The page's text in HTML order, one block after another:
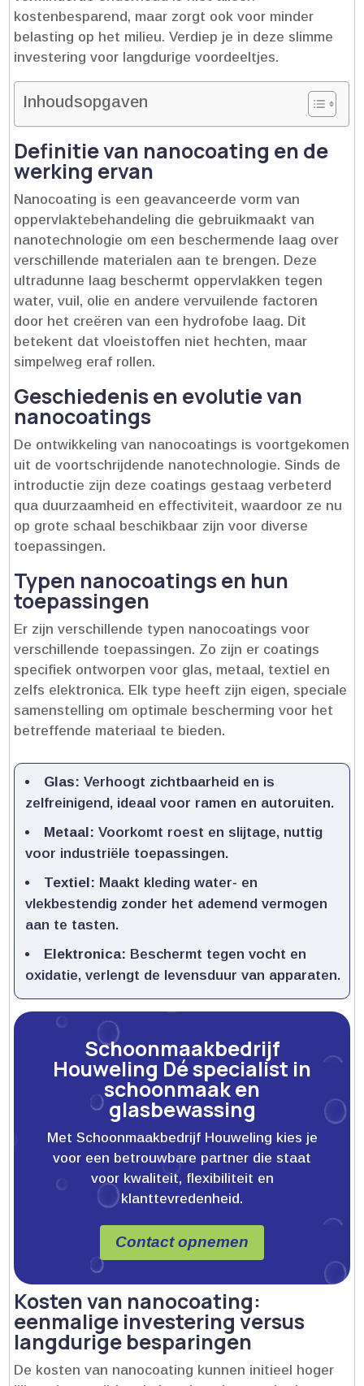
kostenbesparend, maar zorgt ook voor minder
belasting op het milieu.​ Verdiep je in deze slimme
investering voor langdurige voordeeltjes.​
Inhoudsopgaven
Definitie van nanocoating en de
werking ervan
Nanocoating is een geavanceerde vorm van
oppervlaktebehandeling die gebruikmaakt van
nanotechnologie om een beschermende laag over
verschillende materialen aan te brengen.​ Deze
ultradunne laag beschermt oppervlakken tegen
water, vuil, olie en andere vervuilende factoren
door het creëren van een hydrofobe laag.​ Dit
betekent dat vloeistoffen niet hechten, maar
simpelweg eraf rollen.​
Geschiedenis en evolutie van
nanocoatings
De ontwikkeling van nanocoatings is voortgekomen
uit de voortschrijdende nanotechnologie.​ Sinds de
introductie zijn deze coatings gestaag verbeterd
qua duurzaamheid en effectiviteit, waardoor ze nu
op grote schaal beschikbaar zijn voor diverse
toepassingen.​
Typen nanocoatings en hun
toepassingen
Er zijn verschillende typen nanocoatings voor
verschillende toepassingen.​ Zo zijn er coatings
specifiek ontworpen voor glas, metaal, textiel en
zelfs elektronica.​ Elk type heeft zijn eigen, speciale
samenstelling om optimale bescherming voor het
betreffende materiaal te bieden.​
Glas: Verhoogt zichtbaarheid en is
zelfreinigend, ideaal voor ramen en autoruiten.​
Metaal: Voorkomt roest en slijtage, nuttig
voor industriële toepassingen.​
Textiel: Maakt kleding water- en
vlekbestendig zonder het ademend vermogen
aan te tasten.​
Elektronica: Beschermt tegen vocht en
oxidatie, verlengt de levensduur van apparaten.​
Schoonmaakbedrijf
Houweling Dé specialist in
schoonmaak en
glasbewassing
Met Schoonmaakbedrijf Houweling kies je
voor een betrouwbare partner die staat
voor kwaliteit, flexibiliteit en
klanttevredenheid.
Contact opnemen
Kosten van nanocoating:
eenmalige investering versus
langdurige besparingen
De kosten van nanocoating kunnen initieel hoger